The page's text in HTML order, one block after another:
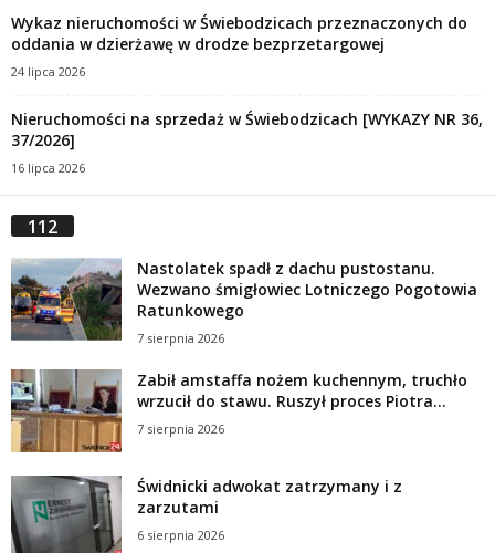
Wykaz nieruchomości w Świebodzicach przeznaczonych do
oddania w dzierżawę w drodze bezprzetargowej
24 lipca 2026
Nieruchomości na sprzedaż w Świebodzicach [WYKAZY NR 36,
37/2026]
16 lipca 2026
112
Nastolatek spadł z dachu pustostanu.
Wezwano śmigłowiec Lotniczego Pogotowia
Ratunkowego
7 sierpnia 2026
Zabił amstaffa nożem kuchennym, truchło
wrzucił do stawu. Ruszył proces Piotra...
7 sierpnia 2026
Świdnicki adwokat zatrzymany i z
zarzutami
6 sierpnia 2026